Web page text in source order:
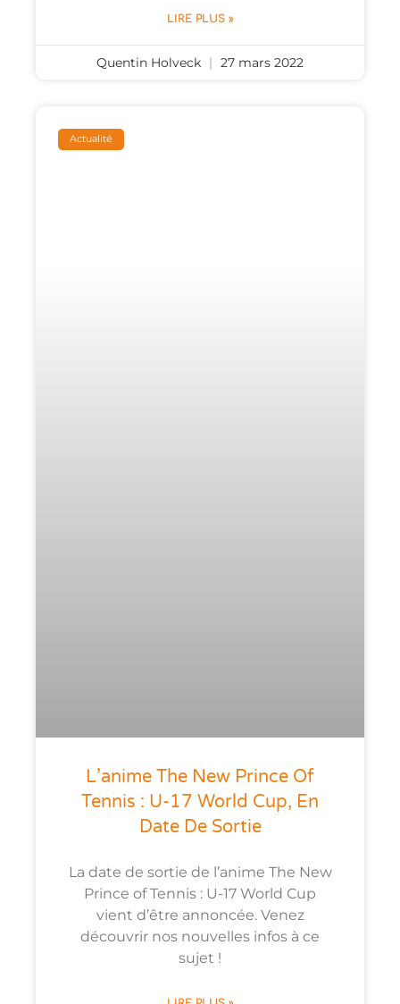
LIRE PLUS »
Quentin Holveck 27 mars 2022
Actualité
L’anime The New Prince Of
Tennis : U-17 World Cup, En
Date De Sortie
La date de sortie de l’anime The New
Prince of Tennis : U-17 World Cup
vient d’être annoncée. Venez
découvrir nos nouvelles infos à ce
sujet !